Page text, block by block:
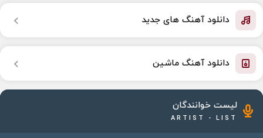
دانلود آهنگ های جدید
دانلود آهنگ ماشین
لیست خوانندگان
ARTIST - LIST